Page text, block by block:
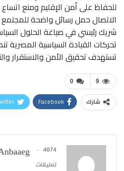
للحفاظ على أمن الإقليم ومنع
الاتصال حمل رسائل واضحة
شريك رئيسي في صياغة الحلول
تحركات القيادة السياسية المصرية
تستهدف تحقيق الأمن والاستقرار
0 9
شارك Facebook
4074 المشاركات
تعليقات